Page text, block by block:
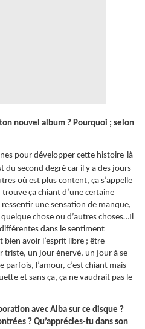
nouvel album ? Pourquoi ; selon
pour développer cette histoire-là
du second degré car il y a des jours
où est plus content, ça s’appelle
ça chiant d’une certaine
une sensation de manque,
chose ou d’autres choses…Il
dans le sentiment
avoir l’esprit libre ; être
triste, un jour énervé, un jour à se
l’amour, c’est chiant mais
et sans ça, ça ne vaudrait pas le
avec Alba sur ce disque ?
? Qu’apprécies-tu dans son